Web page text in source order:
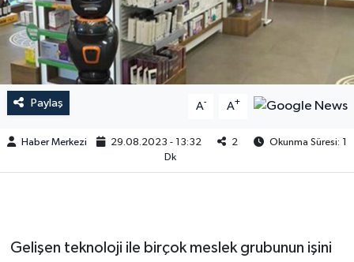
Paylaş A- A+
Haber Merkezi 29.08.2023 - 13:32 2
Okunma Süresi: 1
Dk
Gelişen teknoloji ile birçok meslek grubunun işini